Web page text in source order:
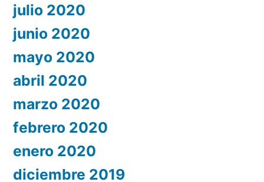
julio 2020
junio 2020
mayo 2020
abril 2020
marzo 2020
febrero 2020
enero 2020
diciembre 2019